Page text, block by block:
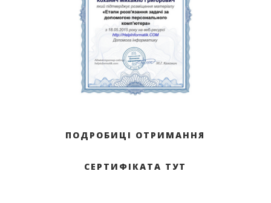
ПОДРОБИЦІ ОТРИМАННЯ
СЕРТИФІКАТА ТУТ